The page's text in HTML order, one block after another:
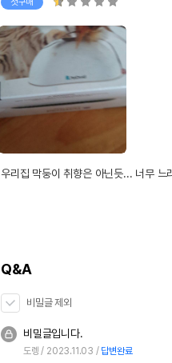
우리집 막둥이 취향은 아닌듯... 너무 느
Q&A
비밀글 제외
비밀글입니다.
도렝 2023.11.03 답변완료